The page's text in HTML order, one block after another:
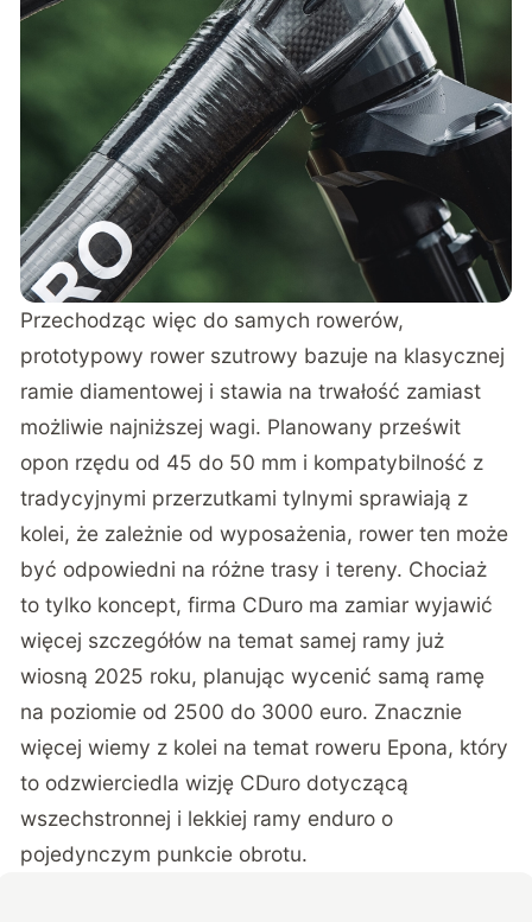
Przechodząc więc do samych rowerów,
prototypowy rower szutrowy bazuje na klasycznej
ramie diamentowej i stawia na trwałość zamiast
możliwie najniższej wagi. Planowany prześwit
opon rzędu od 45 do 50 mm i kompatybilność z
tradycyjnymi przerzutkami tylnymi sprawiają z
kolei, że zależnie od wyposażenia, rower ten może
być odpowiedni na różne trasy i tereny. Chociaż
to tylko koncept, firma CDuro ma zamiar wyjawić
więcej szczegółów na temat samej ramy już
wiosną 2025 roku, planując wycenić samą ramę
na poziomie od 2500 do 3000 euro. Znacznie
więcej wiemy z kolei na temat roweru Epona, który
to odzwierciedla wizję CDuro dotyczącą
wszechstronnej i lekkiej ramy enduro o
pojedynczym punkcie obrotu.